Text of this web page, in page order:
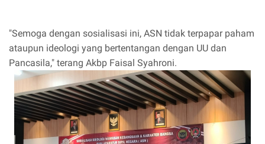
"Semoga dengan sosialisasi ini, ASN tidak terpapar paham
ataupun ideologi yang bertentangan dengan UU dan
Pancasila," terang Akbp Faisal Syahroni.